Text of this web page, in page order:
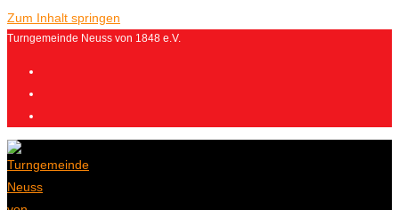
Zum Inhalt springen
Turngemeinde Neuss von 1848 e.V.